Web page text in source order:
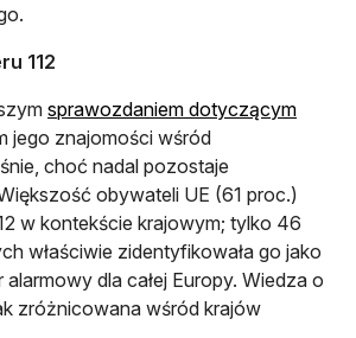
112
sprawozdaniem dotyczącym
jego znajomości wśród
choć nadal pozostaje
obywateli UE (61 proc.)
w kontekście krajowym; tylko 46
właściwie zidentyfikowała go jako
dla całej Europy. Wiedza o
zróżnicowana wśród krajów